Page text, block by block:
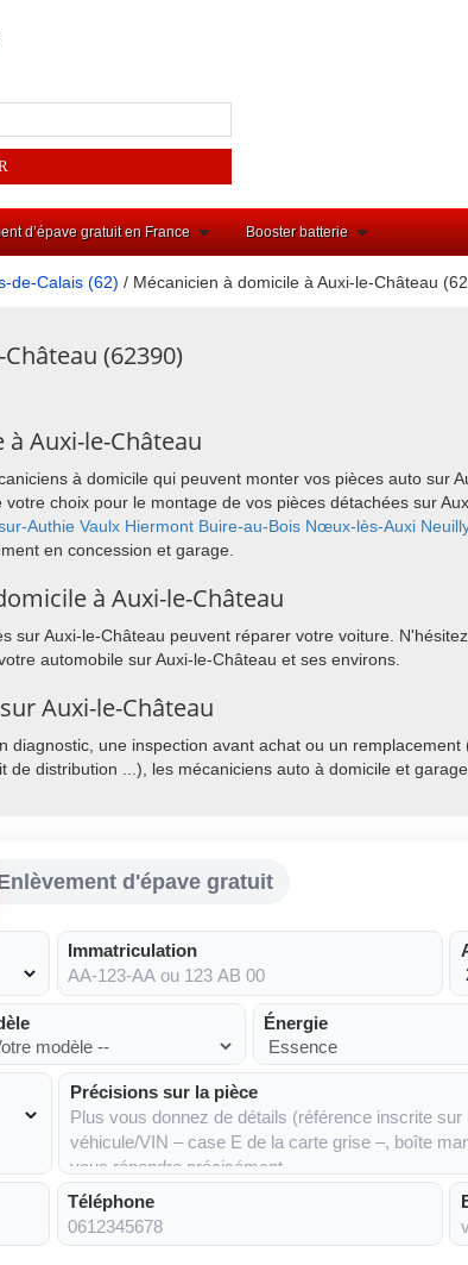
d’épave gratuit en France Booster batterie
de-Calais (62) / Mécanicien à domicile à Auxi-le-Château
(62390)
Auxi-le-Château
à domicile qui peuvent monter vos pièces auto sur
choix pour le montage de vos pièces détachées sur
Authie Vaulx Hiermont Buire-au-Bois Nœux-lès-Auxi
en concession et garage.
à Auxi-le-Château
sur Auxi-le-Château peuvent réparer votre voiture.
automobile sur Auxi-le-Château et ses environs.
Auxi-le-Château
diagnostic, une inspection avant achat ou un
de distribution ...), les mécaniciens auto à domicile et
d'épave gratuit
Immatriculation
Énergie
Précisions sur la pièce
Téléphone